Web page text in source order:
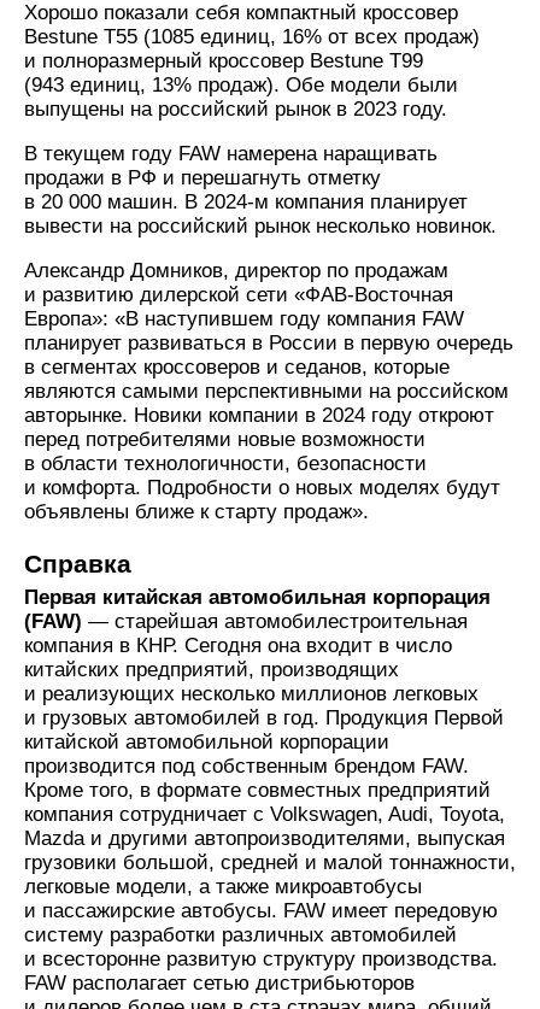
Хорошо показали себя компактный кроссовер
Bestune T55 (1085 единиц, 16% от всех продаж)
и полноразмерный кроссовер Bestune T99
(943 единиц, 13% продаж). Обе модели были
выпущены на российский рынок в 2023 году.
В текущем году FAW намерена наращивать
продажи в РФ и перешагнуть отметку
в 20 000 машин. В 2024-м компания планирует
вывести на российский рынок несколько новинок.
Александр Домников, директор по продажам
и развитию дилерской сети «ФАВ-Восточная
Европа»: «В наступившем году компания FAW
планирует развиваться в России в первую очередь
в сегментах кроссоверов и седанов, которые
являются самыми перспективными на российском
авторынке. Новики компании в 2024 году откроют
перед потребителями новые возможности
в области технологичности, безопасности
и комфорта. Подробности о новых моделях будут
объявлены ближе к старту продаж».
Справка
Первая китайская автомобильная корпорация
(FAW) — старейшая автомобилестроительная
компания в КНР. Сегодня она входит в число
китайских предприятий, производящих
и реализующих несколько миллионов легковых
и грузовых автомобилей в год. Продукция Первой
китайской автомобильной корпорации
производится под собственным брендом FAW.
Кроме того, в формате совместных предприятий
компания сотрудничает с Volkswagen, Audi, Toyota,
Mazda и другими автопроизводителями, выпуская
грузовики большой, средней и малой тоннажности,
легковые модели, а также микроавтобусы
и пассажирские автобусы. FAW имеет передовую
систему разработки различных автомобилей
и всесторонне развитую структуру производства.
FAW располагает сетью дистрибьюторов